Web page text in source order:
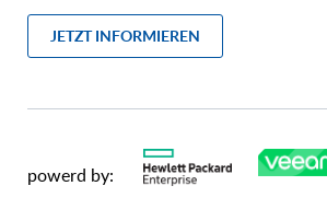
JETZT INFORMIEREN
powerd by: